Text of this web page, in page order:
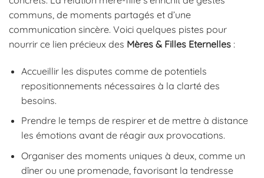
communs, de moments partagés et d’une
communication sincère. Voici quelques pistes pour
nourrir ce lien précieux des Mères & Filles Eternelles :
Accueillir les disputes comme de potentiels
repositionnements nécessaires à la clarté des
besoins.
Prendre le temps de respirer et de mettre à distance
les émotions avant de réagir aux provocations.
Organiser des moments uniques à deux, comme un
dîner ou une promenade, favorisant la tendresse